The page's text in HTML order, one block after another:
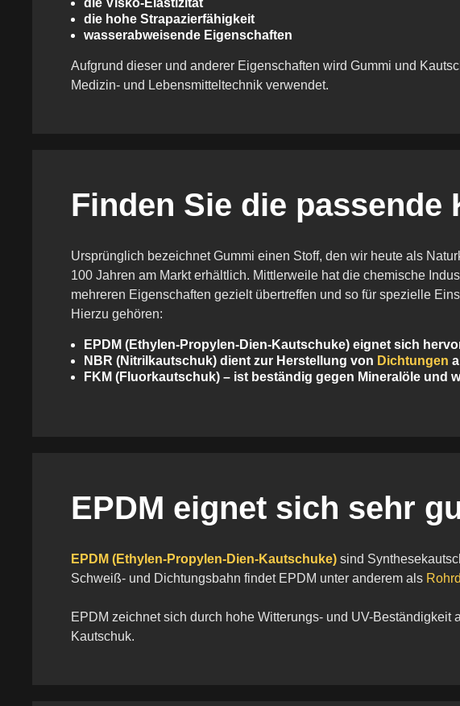
die Visko-Elastizität
die hohe Strapazierfähigkeit
wasserabweisende Eigenschaften
Aufgrund dieser und anderer Eigenschaften wird Gummi und
Medizin- und Lebensmitteltechnik verwendet.
Finden Sie die
Ursprünglich bezeichnet Gummi einen Stoff, den wir heute als
100 Jahren am Markt erhältlich. Mittlerweile hat die chemische
mehreren Eigenschaften gezielt übertreffen und so für spezielle
Hierzu gehören:
EPDM (Ethylen-Propylen-Dien-Kautschuke) eignet sich
NBR (Nitrilkautschuk) dient zur Herstellung von Dichtungen
FKM (Fluorkautschuk) – ist beständig gegen Mineralöle und
EPDM eignet sich sehr
EPDM (Ethylen-Propylen-Dien-Kautschuke) sind
Schweiß- und Dichtungsbahn findet EPDM unter anderem als
EPDM zeichnet sich durch hohe Witterungs- und UV-
Kautschuk.